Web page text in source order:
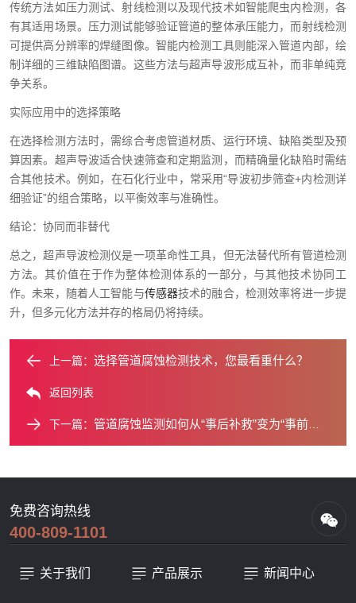
传统方法如压力测试、射线检测以及现代技术如智能爬虫内检测，各
有其适用场景。压力测试能够验证管道的整体承压能力，而射线检测
可提供高分辨率的焊缝图像。智能内检测工具则能深入管道内部，绘
制详细的三维缺陷图谱。这些方法与超声导波形成互补，而非单纯竞
争关系。
实际应用中的选择策略
在选择检测方法时，需综合考虑管道材质、运行环境、缺陷类型及预
算因素。超声导波适合快速筛查和定期监测，而精确量化缺陷时需结
合其他技术。例如，在石化行业中，常采用“导波初步筛查+内检测详
细验证”的组合策略，以平衡效率与准确性。
结论：协同而非替代
总之，超声导波检测仪是一项革命性工具，但无法替代所有管道检测
方法。其价值在于作为整体检测体系的一部分，与其他技术协同工
作。未来，随着人工智能与传感器技术的融合，检测效率将进一步提
升，但多元化方法并存的格局仍将持续。
上一篇： 选择管道腐蚀检测技术，您最看重什么？
返回列表
下一篇： 管道腐蚀监测如何从“事后补救”变为“事前预防”？
免费咨询热线
400-809-1101
关于我们 产品展示 新闻中心